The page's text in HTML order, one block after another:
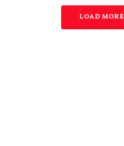
LOAD MORE